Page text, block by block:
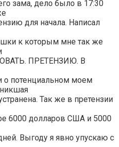
зама, дело было в 17:30
для начала. Написал
к которым мне так же
ПРЕТЕНЗИЮ. В
о потенциальном моем
Так же в претензии
6000 долларов США и 5000
Выгоду я явно упускаю с